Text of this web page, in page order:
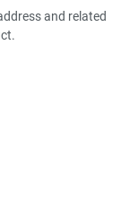
and related